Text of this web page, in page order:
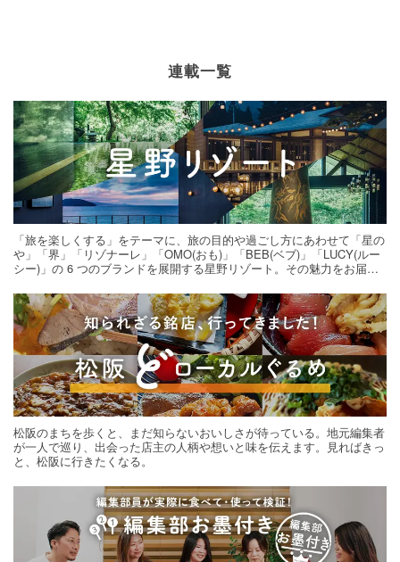
連載一覧
「旅を楽しくする」をテーマに、旅の目的や過ごし方にあわせて「星の
や」「界」「リゾナーレ」「OMO(おも)」「BEB(ベブ)」「LUCY(ルー
シー)」の 6 つのブランドを展開する星野リゾート。その魅力をお届け
松阪のまちを歩くと、まだ知らないおいしさが待っている。地元編集者
が一人で巡り、出会った店主の人柄や想いと味を伝えます。見ればきっ
と、松阪に行きたくなる。